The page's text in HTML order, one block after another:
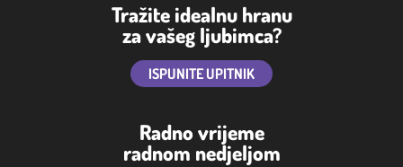
Tražite idealnu hranu
za vašeg ljubimca?
ISPUNITE UPITNIK
Radno vrijeme
radnom nedjeljom